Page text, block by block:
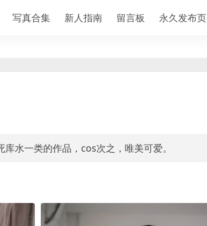
写真合集 新人指南 留言板 永久发布页
水一类的作品，cos次之，唯美可爱。